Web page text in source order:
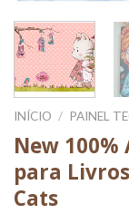
INÍCIO / PAINEL
New 100%
para
Cats